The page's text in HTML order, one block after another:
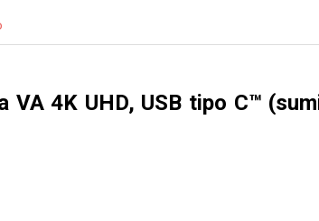
VA 4K UHD, USB tipo C™